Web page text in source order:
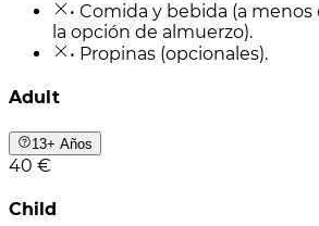
• Comida y bebida (a
la opción de almuerzo).
• Propinas (opcionales).
Adult
13+ Años
40 €
Child